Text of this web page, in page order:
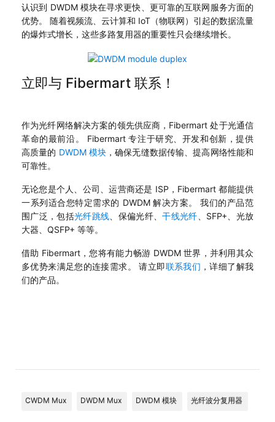
认识到 DWDM 模块在寻求更快、更可靠的互联网服务方面的
优势。 随着视频流、云计算和 IoT（物联网）引起的数据流量
的爆炸式增长，这些多路复用器的重要性只会继续增长。
立即与 Fibermart 联系！
作为光纤网络解决方案的领先供应商，Fibermart 处于光通信
革命的最前沿。 Fibermart 专注于研究、开发和创新，提供
高质量的 DWDM 模块 ，确保无缝数据传输、提高网络性能和
可靠性。
无论您是个人、公司、运营商还是 ISP，Fibermart 都能提供
一系列适合您特定需求的 DWDM 解决方案。 我们的产品范
围广泛，包括光纤跳线 、保偏光纤、干线光纤 、SFP+、光放
大器、QSFP+ 等等。
借助 Fibermart，您将有能力畅游 DWDM 世界，并利用其众
多优势来满足您的连接需求。 请立即联系我们 ，详细了解我
们的产品。
CWDM Mux DWDM Mux DWDM 模块 光纤波分复用器